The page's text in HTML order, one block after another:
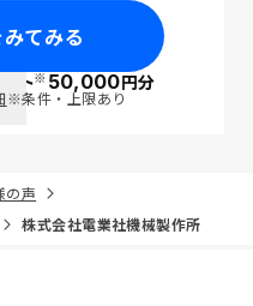
てみる
ント※50,000円分
※条件・上限あり
の声
株式会社電業社機械製作所